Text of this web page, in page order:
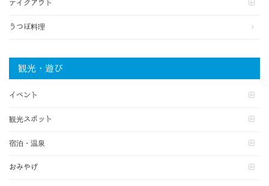
テイクアウト
うつぼ料理
観光・遊び
イベント
観光スポット
宿泊・温泉
おみやげ